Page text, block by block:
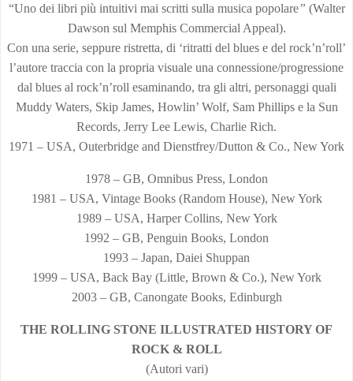
“Uno dei libri più intuitivi mai scritti sulla musica popolare” (Walter
Dawson sul Memphis Commercial Appeal).
Con una serie, seppure ristretta, di ‘ritratti del blues e del rock’n’roll’
l’autore traccia con la propria visuale una connessione/progressione
dal blues al rock’n’roll esaminando, tra gli altri, personaggi quali
Muddy Waters, Skip James, Howlin’ Wolf, Sam Phillips e la Sun
Records, Jerry Lee Lewis, Charlie Rich.
1971 – USA, Outerbridge and Dienstfrey/Dutton & Co., New York
1978 – GB, Omnibus Press, London
1981 – USA, Vintage Books (Random House), New York
1989 – USA, Harper Collins, New York
1992 – GB, Penguin Books, London
1993 – Japan, Daiei Shuppan
1999 – USA, Back Bay (Little, Brown & Co.), New York
2003 – GB, Canongate Books, Edinburgh
THE ROLLING STONE ILLUSTRATED HISTORY OF
ROCK & ROLL
(Autori vari)